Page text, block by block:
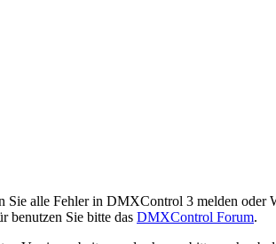
Sie alle Fehler in DMXControl 3 melden oder
benutzen Sie bitte das DMXControl Forum.